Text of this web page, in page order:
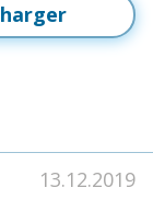
13.12.2019